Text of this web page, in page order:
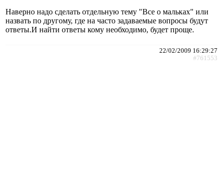
Наверно надо сделать отдельную тему "Все о мальках" или
назвать по другому, где на часто задаваемые вопросы будут
ответы.И найти ответы кому необходимо, будет проще.
22/02/2009 16:29:27
#761553